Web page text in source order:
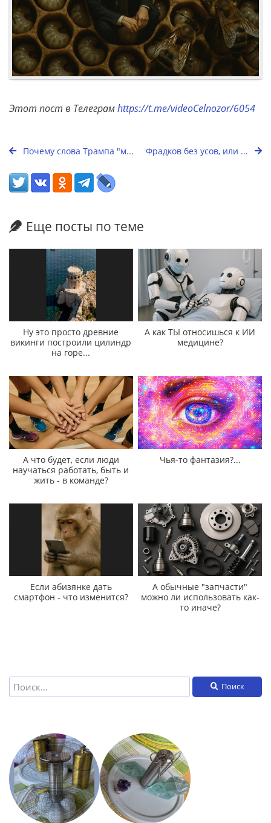
Этот пост в Телеграмhttps://t.me/videoCelnozor/6054
Почему слова Трампа "м... Фрадков без усов, или ...
Еще посты по теме
Ну это просто древние
викинги построили цилиндр
на горе...
А как ТЫ относишься к ИИ
медицине?
А что будет, если люди
научаться работать, быть и
жить - в команде?
Чья-то фантазия?...
Если абизянке дать
смартфон - что изменится?
А обычные "запчасти"
можно ли использовать как-
то иначе?
Поиск